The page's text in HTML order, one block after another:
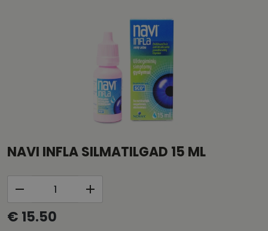
NAVI INFLA SILMATILGAD 15 ML
€ 15.50